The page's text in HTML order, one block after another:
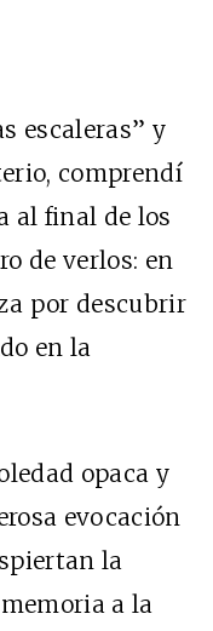
escaleras” y
comprendí
al final de los
de verlos: en
por descubrir
en la
opaca y
evocación
la
a la